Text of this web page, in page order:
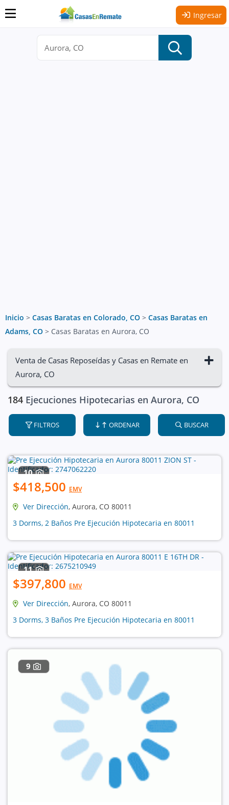
Ingresar
Inicio > Casas Baratas en Colorado, CO > Casas Baratas en
Adams, CO > Casas Baratas en Aurora, CO
Venta de Casas Reposeídas y Casas en Remate en
Aurora, CO
184 Ejecuciones Hipotecarias en Aurora, CO
FILTROS ORDENAR BUSCAR
10
$418,500 EMV
Ver Dirección, Aurora, CO 80011
3 Dorms, 2 Baños Pre Ejecución Hipotecaria en 80011
11
$397,800 EMV
Ver Dirección, Aurora, CO 80011
3 Dorms, 3 Baños Pre Ejecución Hipotecaria en 80011
9